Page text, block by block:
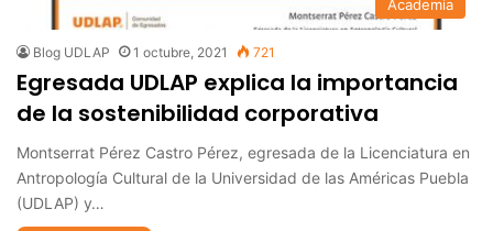
Academia
Blog UDLAP 1 octubre, 2021 721
Egresada UDLAP explica la importancia
de la sostenibilidad corporativa
Montserrat Pérez Castro Pérez, egresada de la Licenciatura en
Antropología Cultural de la Universidad de las Américas Puebla
(UDLAP) y…